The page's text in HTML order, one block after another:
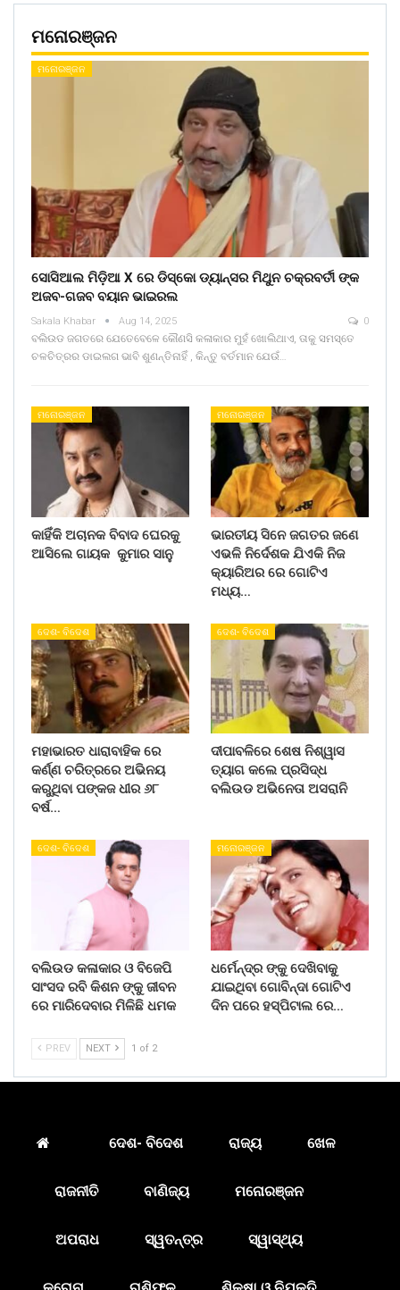
ମନୋରଞ୍ଜନ
ମନୋରଞ୍ଜନ
ସୋସିଆଲ ମିଡ଼ିଆ X ରେ ଡିସ୍କୋ ଡ୍ୟାନ୍ସର ମିଥୁନ ଚକ୍ରବର୍ତୀ ଙ୍କ
ଅଜବ-ଗଜବ ବୟାନ ଭାଇରଲ
Sakala Khabar Aug 14, 2025 0
ବଲିଉଡ ଜଗତରେ ଯେତେବେଳେ କୌଣସି କଳାକାର ମୁହଁ ଖୋଲିଥାଏ, ତାକୁ ସମସ୍ତେ
ଚଳଚିତ୍ରର ଡାଇଲଗ ଭାବି ଶୁଣନ୍ତିନାହିଁ , କିନ୍ତୁ ବର୍ତମାନ ଯେଉଁ…
ମନୋରଞ୍ଜନ
କାହିଁକି ଅଚାନକ ବିବାଦ ଘେରକୁ
ଆସିଲେ ଗାୟକ କୁମାର ସାନୁ
ମନୋରଞ୍ଜନ
ଭାରତୀୟ ସିନେ ଜଗତର ଜଣେ
ଏଭଳି ନିର୍ଦେଶକ ଯିଏକି ନିଜ
କ୍ୟାରିଅର ରେ ଗୋଟିଏ
ମଧ୍ୟ…
ଦେଶ- ବିଦେଶ
ମହାଭାରତ ଧାରାବାହିକ ରେ
କର୍ଣ୍ଣ ଚରିତ୍ରରେ ଅଭିନୟ
କରୁଥିବା ପଙ୍କଜ ଧୀର ୬୮
ବର୍ଷ…
ଦେଶ- ବିଦେଶ
ଦୀପାବଳିରେ ଶେଷ ନିଶ୍ୱାସ
ତ୍ୟାଗ କଲେ ପ୍ରସିଦ୍ଧ
ବଲିଉଡ ଅଭିନେତା ଅସରାନି
ଦେଶ- ବିଦେଶ
ବଲିଉଡ କଳାକାର ଓ ବିଜେପି
ସାଂସଦ ରବି କିଶନ ଙ୍କୁ ଜୀବନ
ରେ ମାରିଦେବାର ମିଳିଛି ଧମକ
ମନୋରଞ୍ଜନ
ଧର୍ମେନ୍ଦ୍ର ଙ୍କୁ ଦେଖିବାକୁ
ଯାଇଥିବା ଗୋବିନ୍ଦା ଗୋଟିଏ
ଦିନ ପରେ ହସ୍ପିଟାଲ ରେ…
PREV NEXT 1 of 2
ଦେଶ- ବିଦେଶ ରାଜ୍ୟ ଖେଳ
ରାଜନୀତି ବାଣିଜ୍ୟ ମନୋରଞ୍ଜନ
ଅପରାଧ ସ୍ୱତନ୍ତ୍ର ସ୍ୱାସ୍ଥ୍ୟ